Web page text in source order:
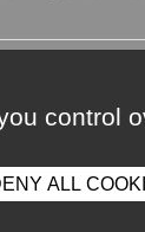
control
ALL